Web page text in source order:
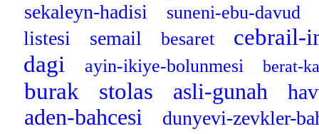
sekaleyn-hadisi suneni-ebu-davud
listesi semail besaret
cebrail-
dagi
ayin-ikiye-bolunmesi berat-
burak stolas asli-gunah
aden-bahcesi dunyevi-zevkler-